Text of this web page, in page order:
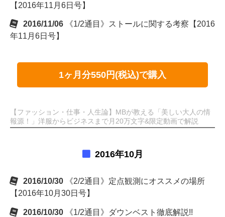
【2016年11月6日号】
2016/11/06
《1/2通目》ストールに関する考察【2016
年11月6日号】
1ヶ月分550円(税込)で購入
【ファッション・仕事・人生論】MBが教える「美しい大人の情
報源！」洋服からビジネスまで月20万文字&限定動画で解説
2016年10月
2016/10/30
《2/2通目》定点観測にオススメの場所
【2016年10月30日号】
2016/10/30
《1/2通目》ダウンベスト徹底解説!!